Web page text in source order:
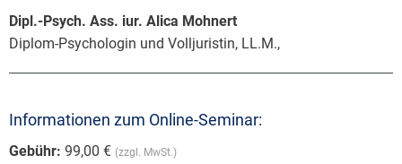
Dipl.-Psych. Ass. iur. Alica Mohnert
Diplom-Psychologin und Volljuristin, LL.M.,
Informationen zum Online-Seminar:
Gebühr: 99,00 € (zzgl. MwSt.)